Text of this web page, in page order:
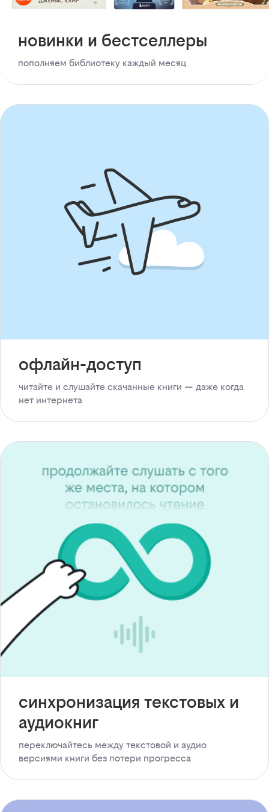
новинки и бестселлеры
пополняем библиотеку каждый месяц
офлайн-доступ
читайте и слушайте скачанные книги — даже когда
нет интернета
синхронизация текстовых и
аудиокниг
переключайтесь между текстовой и аудио
версиями книги без потери прогресса